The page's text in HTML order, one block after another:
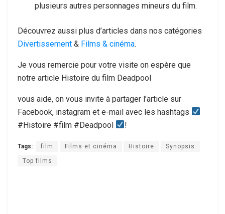
plusieurs autres personnages mineurs du film.
Découvrez aussi plus d’articles dans nos catégories
Divertissement & Films & cinéma.
Je vous remercie pour votre visite on espère que
notre article Histoire du film Deadpool
vous aide, on vous invite à partager l’article sur
Facebook, instagram et e-mail avec les hashtags
#Histoire #film #Deadpool
!
Tags: film Films et cinéma Histoire Synopsis
Top films